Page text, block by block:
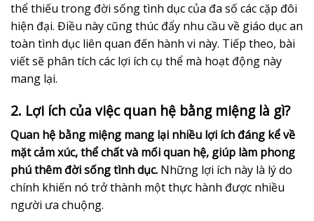
thể thiếu trong đời sống tình dục của đa số các cặp đôi
hiện đại. Điều này cũng thúc đẩy nhu cầu về giáo dục an
toàn tình dục liên quan đến hành vi này. Tiếp theo, bài
viết sẽ phân tích các lợi ích cụ thể mà hoạt động này
mang lại.
2. Lợi ích của việc quan hệ bằng miệng là gì?
Quan hệ bằng miệng mang lại nhiều lợi ích đáng kể về
mặt cảm xúc, thể chất và mối quan hệ, giúp làm phong
phú thêm đời sống tình dục. Những lợi ích này là lý do
chính khiến nó trở thành một thực hành được nhiều
người ưa chuộng.